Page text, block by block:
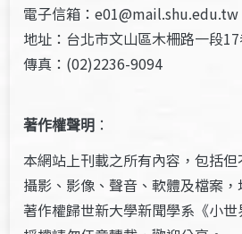
電子信箱：e01@mail.shu.edu.tw
地址：台北市文山區木柵路一段
傳真：(02)2236-9094
著作權聲明 ：
本網站上刊載之所有內容，包括但
攝影、影像、聲音、軟體及檔案，
著作權歸世新大學新聞學系《小